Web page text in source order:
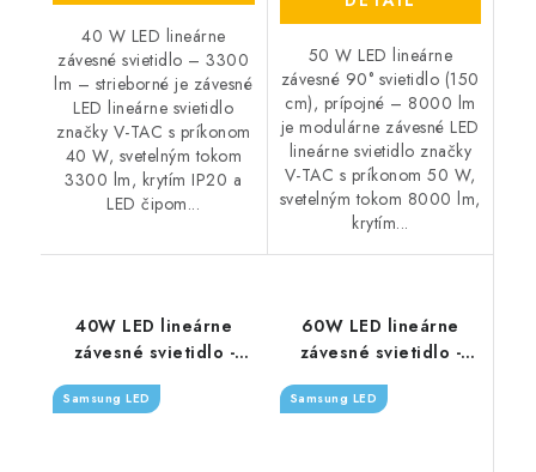
40 W LED lineárne
závesné svietidlo – 3300
lm – strieborné je závesné
LED lineárne svietidlo
značky V-TAC s príkonom
40 W, svetelným tokom
3300 lm, krytím IP20 a
LED čipom...
50 W LED lineárne
závesné 90° svietidlo (150
cm), prípojné – 8000 lm
je modulárne závesné LED
lineárne svietidlo značky
V-TAC s príkonom 50 W,
svetelným tokom 8000 lm,
krytím...
40W LED lineárne
závesné svietidlo -
3360lm - biele
Samsung LED
60W LED lineárne
závesné svietidlo -
6600lm - biele
Samsung LED